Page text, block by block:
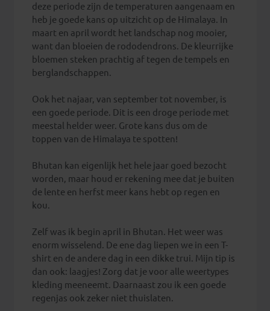
deze periode zijn de temperaturen aangenaam en
heb je goede kans op uitzicht op de Himalaya. In
maart en april wordt het landschap nog mooier,
want dan bloeien de rododendrons. De kleurrijke
bloemen steken prachtig af tegen de tempels en
berglandschappen.
Ook het najaar, van september tot november, is
een goede periode. Dit is een droge periode met
meestal helder weer. Grote kans dus om de
toppen van de Himalaya te spotten!
Bhutan kan eigenlijk het hele jaar goed bezocht
worden, maar houd er rekening mee dat je buiten
de lente en herfst meer kans hebt op regen en
kou.
Zelf was ik begin april in Bhutan. Het weer was
enorm wisselend. De ene dag liepen we in een T-
shirt en de andere dag in een dikke trui. Mijn tip is
dan ook: laagjes! Zorg dat je voor alle weertypes
kleding meeneemt. Daarnaast zou ik een goede
regenjas ook zeker niet thuislaten.